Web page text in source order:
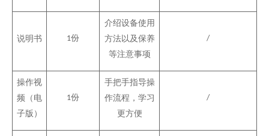
说明书 1份
介绍设备使用
方法以及保养
等注意事项
/
操作视
频（电
子版）
1份
手把手指导操
作流程，学习
更方便
/